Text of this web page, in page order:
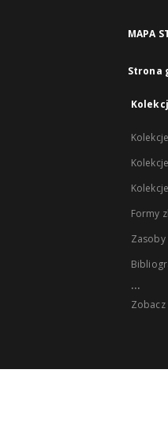
MAPA
Strona
Formy
Zasoby
...
Zobacz